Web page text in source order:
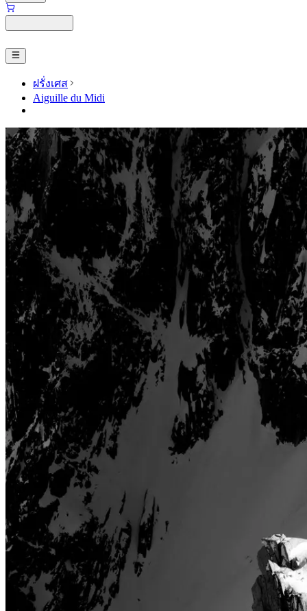
ฝรั่งเศส
Aiguille du Midi